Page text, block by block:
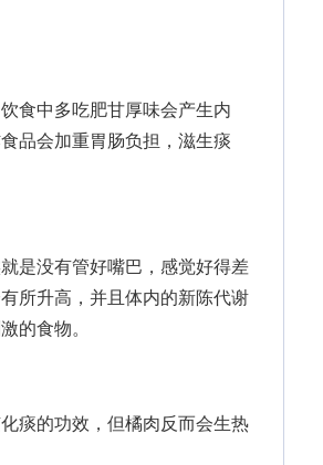
食中多吃肥甘厚味会产生内
品会加重胃肠负担，滋生痰
是没有管好嘴巴，感觉好得差
所升高，并且体内的新陈代谢
的食物。
痰的功效，但橘肉反而会生热